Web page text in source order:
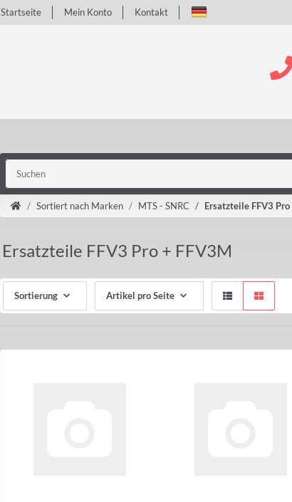
Startseite Mein Konto Kontakt
Sortiert nach Marken MTS - SNRC Ersatzteile FFV3
Ersatzteile FFV3 Pro + FFV3M
Sortierung Artikel pro Seite